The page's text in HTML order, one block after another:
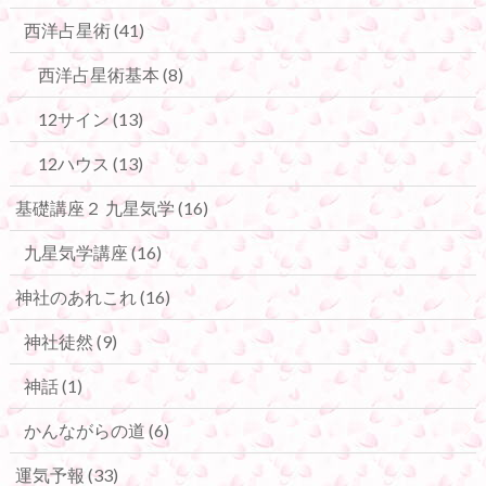
西洋占星術(41)
西洋占星術基本 (8)
12サイン(13)
12ハウス (13)
基礎講座２ 九星気学 (16)
九星気学講座 (16)
神社のあれこれ (16)
神社徒然 (9)
神話(1)
かんながらの道 (6)
運気予報 (33)